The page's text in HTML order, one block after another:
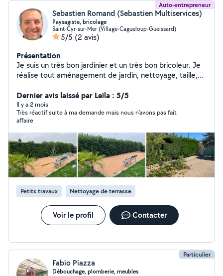
Auto-entrepreneur
Sebastien Romand (Sebastien Multiservices)
Paysagiste, bricolage
Saint-Cyr-sur-Mer (Village-Cagueloup-Gueissard)
5/5 (2 avis)
Présentation
Je suis un très bon jardinier et un très bon bricoleur. Je
réalise tout aménagement de jardin, nettoyage, taille,
pétanque. Je me tiens à votre disposition pour tout
travaux de rénovation de votre intérieur. Travail soigner.
Devis gratuit
Dernier avis laissé par Leila : 5/5
Il y a 2 mois
Très réactif suite à ma demande mais nous n’avons pas fait
affaire
Petits travaux Nettoyage de terrasse
Voir le profil Contacter
Particulier
Fabio Piazza
Débouchage, plomberie, meubles